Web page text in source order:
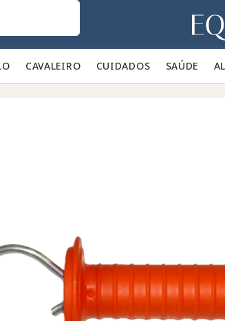
🐎 CAVALEIRO 👕 CUIDADOS 🪮 SAÚDE ✨